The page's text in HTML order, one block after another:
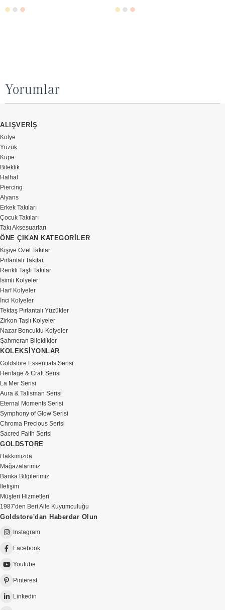
Yorumlar
ALIŞVERİŞ
Kolye
Yüzük
Küpe
Bileklik
Halhal
Piercing
Alyans
Erkek Takıları
Çocuk Takıları
Takı Aksesuarları
ÖNE ÇIKAN KATEGORİLER
Kişiye Özel Takılar
Pırlantalı Takılar
Renkli Taşlı Takılar
İsimli Kolyeler
Harf Kolyeler
İnci Kolyeler
Tektaş Pırlantalı Yüzükler
Zirkon Taşlı Kolyeler
Nazar Boncuklu Kolyeler
Şahmeran Bileklikler
KOLEKSİYONLAR
Goldstore Essentials Serisi
Heritage & Craft Serisi
La Mer Serisi
Aura & Talisman Serisi
Eternal Moments Serisi
Symphony of Glow Serisi
Chroma Precious Serisi
Sacred Faith Serisi
GOLDSTORE
Hakkımızda
Mağazalarımız
Banka Bilgilerimiz
İletişim
Müşteri Hizmetleri
1987'den Beri Aile Kuyumculuğu
Goldstore'dan Haberdar Olun
Instagram
Facebook
Youtube
Pinterest
Linkedin